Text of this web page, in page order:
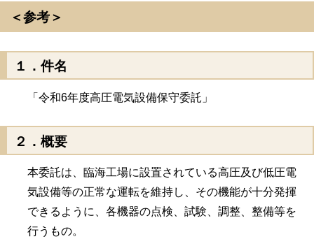
＜参考＞
１．件名
「令和6年度高圧電気設備保守委託」
２．概要
本委託は、臨海工場に設置されている高圧及び低圧電
気設備等の正常な運転を維持し、その機能が十分発揮
できるように、各機器の点検、試験、調整、整備等を
行うもの。